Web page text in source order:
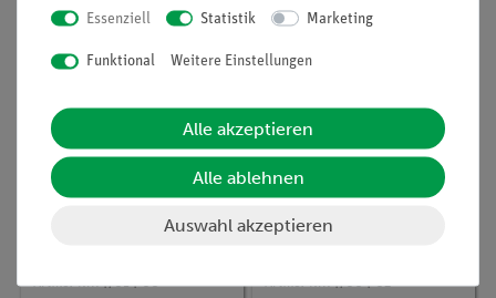
Artikel-Nr.:47014-00 Artikel-Nr.:47004-02
Essenziell Statistik Marketing
Funktional Weitere Einstellungen
Alle akzeptieren
Alle ablehnen
Auswahl akzeptieren